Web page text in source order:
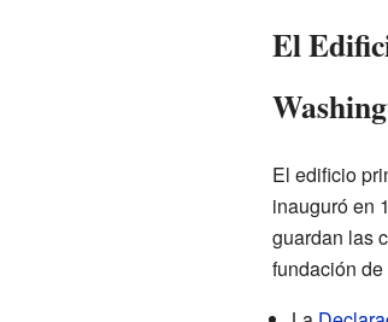
El
El edificio
inauguró en
guardan las
fundación